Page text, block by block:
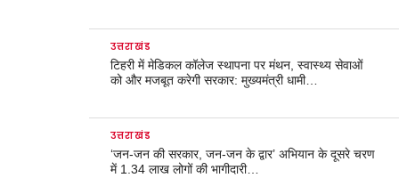
उत्तराखंड
टिहरी में मेडिकल कॉलेज स्थापना पर मंथन, स्वास्थ्य सेवाओं
को और मजबूत करेगी सरकार: मुख्यमंत्री धामी…
उत्तराखंड
‘जन-जन की सरकार, जन-जन के द्वार’ अभियान के दूसरे चरण
में 1.34 लाख लोगों की भागीदारी…